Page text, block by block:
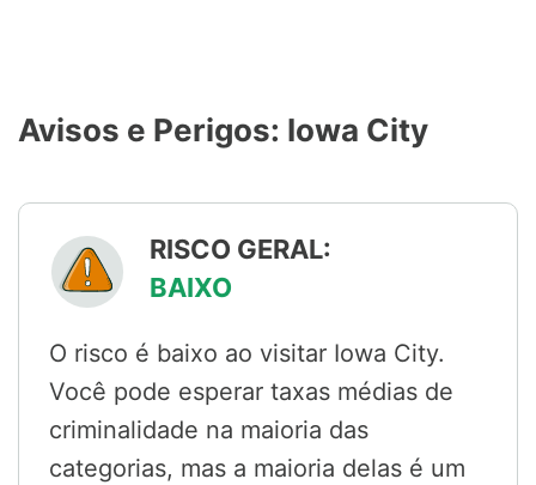
Avisos e Perigos: Iowa City
RISCO GERAL:
BAIXO
O risco é baixo ao visitar Iowa City.
Você pode esperar taxas médias de
criminalidade na maioria das
categorias, mas a maioria delas é um